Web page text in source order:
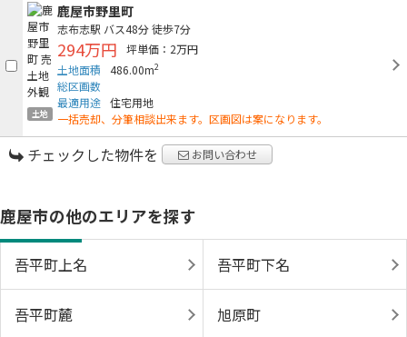
土地
鹿屋市野里町
志布志駅 バス48分徒歩7分
294万円
坪単価：2万円
土地面積
486.00m2
総区画数
最適用途 住宅用地
一括売却、分筆相談出来ます。区画図は案になります。
チェックした物件を お問い合わせ
鹿屋市の他のエリアを探す
吾平町上名 吾平町下名
吾平町麓 旭原町